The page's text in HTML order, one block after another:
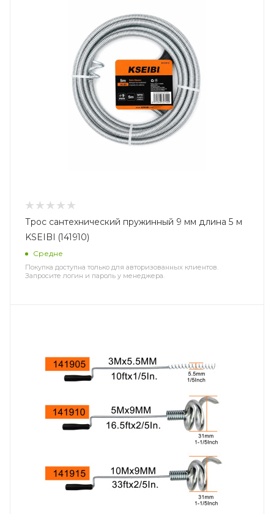
Трос сантехнический пружинный 9 мм длина 5 м
KSEIBI (141910)
Средне
Покупка доступна только для авторизованных клиентов.
Запросите логин и пароль у менеджера.